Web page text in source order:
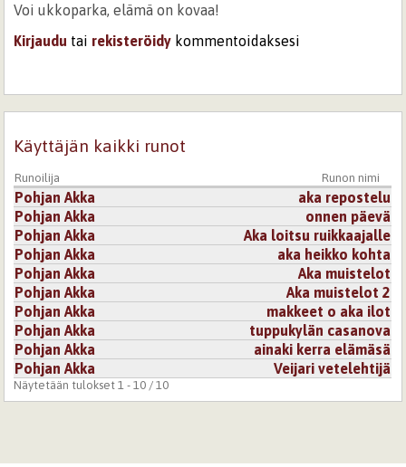
Voi ukkoparka, elämä on kovaa!
Kirjaudu tai rekisteröidy kommentoidaksesi
Auts.
Kirjaudutai
22.6.2007 0:00
Oivallinen runolohkaisu onnettomasta tapauksesta!
Kirjaudutairekisteröidykommentoidaksesi
23.6.2007 0:00epeli
Joo, olipas runo.
Hyvää juhannusta.
Kirjaudutairekisteröidy
Käyttäjän kaikki runot
Runoilija Runon nimi
Pohjan Akka
aka repostelu
Pohjan Akka
onnen päevä
Pohjan Akka
Aka loitsu ruikkaajalle
Pohjan Akka
aka heikko kohta
Pohjan Akka
Aka muistelot
Pohjan Akka
Aka muistelot 2
Pohjan Akka
makkeet o aka ilot
Pohjan Akka
tuppukylän casanova
Pohjan Akka
ainaki kerra elämäsä
Pohjan Akka
Veijari vetelehtijä
Näytetään tulokset 1 - 10 / 10